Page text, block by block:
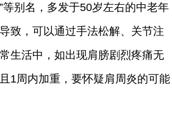
等别名，多发于50岁左右的中老年
致，可以通过手法松解、关节注
生活中，如出现肩膀剧烈疼痛无
1周内加重，要怀疑肩周炎的可能